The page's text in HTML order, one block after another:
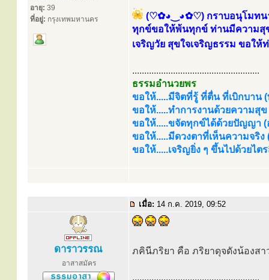
อายุ: 39
ที่อยู่: กรุงเทพมหานคร
(♡✿◕‿◕✿♡) กราบอนุโมทน
ทุกข์ขอให้พ้นทุกข์ ท่านมีความสุ
เจริญวัย สุขใจเจริญธรรม ขอใ
.....................................................
ธรรมอำนวยพร
ขอให้.....มีจิตที่รู้ ที่ตื่น ที่เบิกบาน
ขอให้.....ทำการงานด้วยความสุ
ขอให้.....ขจัดทุกข์ได้ด้วยปัญญา (
ขอให้.....มีดวงตาที่เห็นความจริ
ขอให้.....เจริญยิ่ง ๆ ขึ้นไปด้วยไ
เมื่อ: 14 ก.ค. 2019, 09:52
ดาราวรรณ
อาสาสมัคร
ภคินีภริยา คือ ภริยาดุจดังน้องส
.....................................................